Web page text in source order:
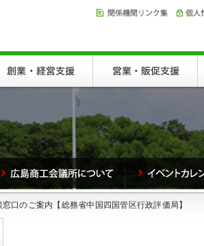
口のご案内【総務省中国四国管区行政評価局】